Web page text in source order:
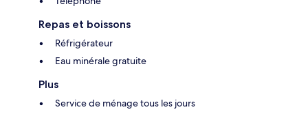
Repas et boissons
Réfrigérateur
Eau minérale gratuite
Plus
Service de ménage tous les jours